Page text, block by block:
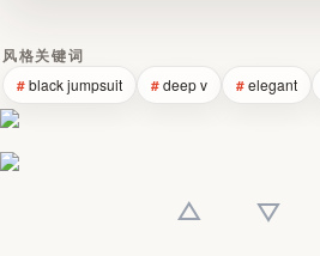
风格关键词
black jumpsuit deep v elegant